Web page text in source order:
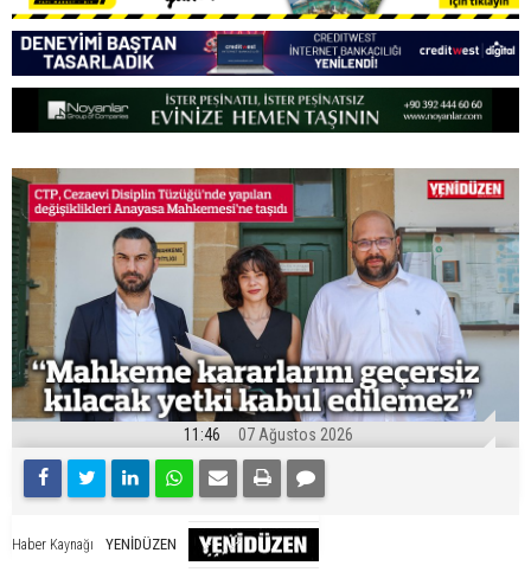
11:46 07 Ağustos 2026
Haber Kaynağı YENİDÜZEN